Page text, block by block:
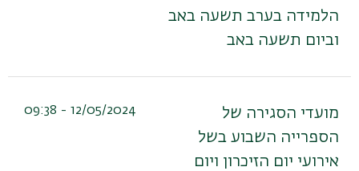
הלמידה בערב תשעה באב
וביום תשעה באב
מועדי הסגירה של
הספרייה השבוע בשל
אירועי יום הזיכרון ויום
12/05/2024 - 09:38